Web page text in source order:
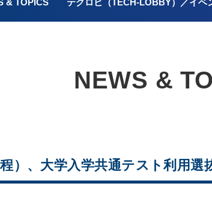
& TOPICS テクロビ（TECH-LOBBY）／イベ
NEWS &
）、大学入学共通テスト利用